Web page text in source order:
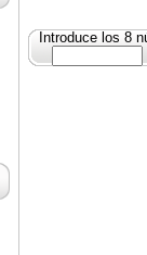
Introduce los 8